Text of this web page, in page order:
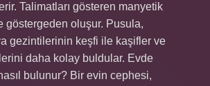
Talimatları gösteren manyetik
göstergeden oluşur. Pusula,
gezintilerinin keşfi ile kaşifler ve
daha kolay buldular. Evde
bulunur? Bir evin cephesi,